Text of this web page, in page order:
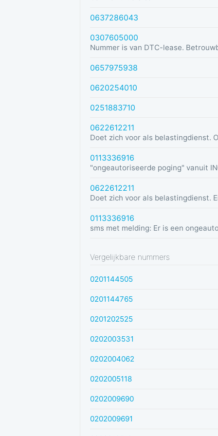
0637286043
0307605000
Nummer is van DTC-lease.
0657975938
0620254010
0251883710
0622612211
0113336916
0622612211
0113336916
Vergelijkbare nummers
0201144505
0201144765
0201202525
0202003531
0202004062
0202005118
0202009690
0202009691